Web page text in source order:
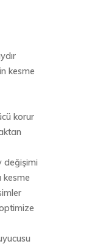
kesme
korur
değişimi
kesme